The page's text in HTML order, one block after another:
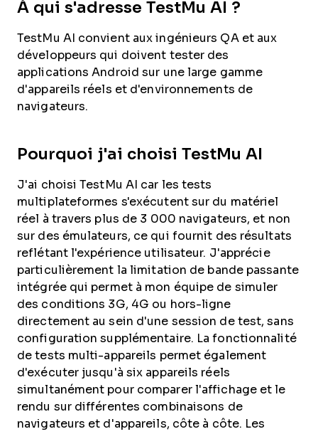
À qui s'adresse TestMu AI ?
TestMu AI convient aux ingénieurs QA et aux
développeurs qui doivent tester des
applications Android sur une large gamme
d'appareils réels et d'environnements de
navigateurs.
Pourquoi j'ai choisi TestMu AI
J'ai choisi TestMu AI car les tests
multiplateformes s'exécutent sur du matériel
réel à travers plus de 3 000 navigateurs, et non
sur des émulateurs, ce qui fournit des résultats
reflétant l'expérience utilisateur. J'apprécie
particulièrement la limitation de bande passante
intégrée qui permet à mon équipe de simuler
des conditions 3G, 4G ou hors-ligne
directement au sein d'une session de test, sans
configuration supplémentaire. La fonctionnalité
de tests multi-appareils permet également
d'exécuter jusqu'à six appareils réels
simultanément pour comparer l'affichage et le
rendu sur différentes combinaisons de
navigateurs et d'appareils, côte à côte. Les